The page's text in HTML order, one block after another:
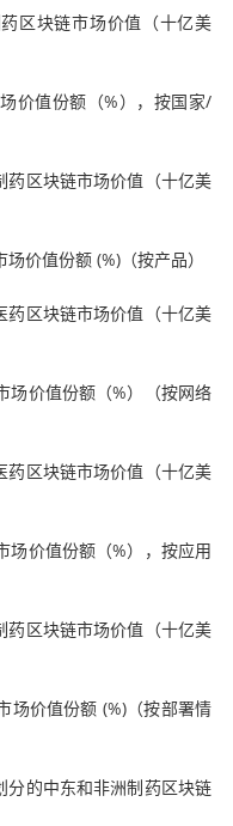
区块链市场价值（十亿美
价值份额（%），按国家/
区块链市场价值（十亿美
价值份额 (%)（按产品）
区块链市场价值（十亿美
场价值份额（%）（按网络
区块链市场价值（十亿美
场价值份额（%），按应用
区块链市场价值（十亿美
场价值份额 (%)（按部署情
的中东和非洲制药区块链